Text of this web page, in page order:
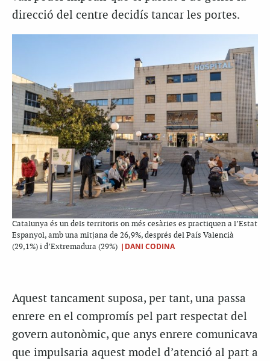
direcció del centre decidís tancar les portes.
Catalunya és un dels territoris on més cesàries es practiquen a l’Estat
Espanyol, amb una mitjana de 26,9%, després del País Valencià
(29,1%) i d’Extremadura (29%) |DANI CODINA
Aquest tancament suposa, per tant, una passa
enrere en el compromís pel part respectat del
govern autonòmic, que anys enrere comunicava
que impulsaria aquest model d’atenció al part a